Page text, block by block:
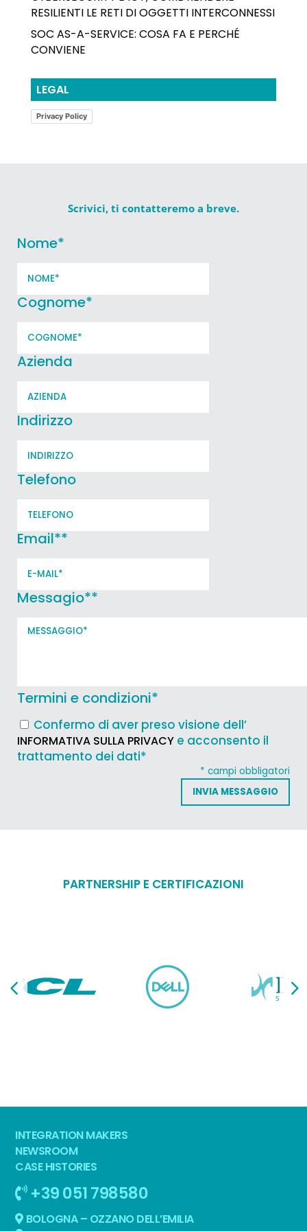
RESILIENTI LE RETI DI OGGETTI INTERCONNESSI
SOC AS-A-SERVICE: COSA FA E PERCHÉ
CONVIENE
LEGAL
Privacy Policy
Scrivici, ti contatteremo a breve.
Nome*
Cognome*
Azienda
Indirizzo
Telefono
Email**
Messagio**
Termini e condizioni*
Confermo di aver preso visione dell’
INFORMATIVA SULLA PRIVACY e acconsento il
trattamento dei dati*
* campi obbligatori
PARTNERSHIP E CERTIFICAZIONI
INTEGRATION MAKERS
NEWSROOM
CASE HISTORIES
+39 051 798580
BOLOGNA – OZZANO DELL’EMILIA